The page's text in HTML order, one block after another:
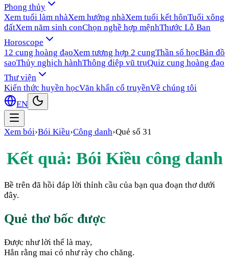
Phong thủy
Xem tuổi làm nhàXem hướng nhàXem tuổi kết hônTuổi xông
đấtXem năm sinh conChọn nghề hợp mệnhThước Lỗ Ban
Horoscope
12 cung hoàng đạoXem tương hợp 2 cungThần số họcBản đồ
saoThủy nghịch hànhThông điệp vũ trụQuiz cung hoàng đạo
Thư viện
Kiến thức huyền họcVăn khấn cổ truyềnVề chúng tôi
EN
Xem bói›Bói Kiều›Công danh›Quẻ số 31
Kết quả: Bói Kiều công danh
Bề trên đã hồi đáp lời thỉnh cầu của bạn qua đoạn thơ dưới
đây.
Quẻ thơ bốc được
Được như lời thế là may,
Hẳn rằng mai có như rày cho chăng.